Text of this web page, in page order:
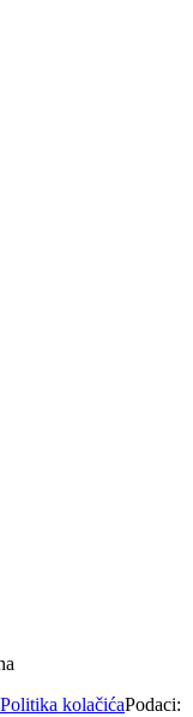
Politika kolačićaPodaci: